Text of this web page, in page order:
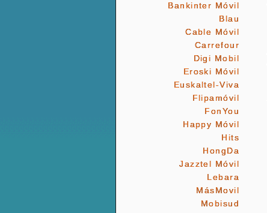
Bankinter Móvil
Blau
Cable Móvil
Carrefour
Digi Mobil
Eroski Móvil
Euskaltel-Viva
Flipamóvil
FonYou
Happy Móvil
Hits
HongDa
Jazztel Móvil
Lebara
MásMovil
Mobisud